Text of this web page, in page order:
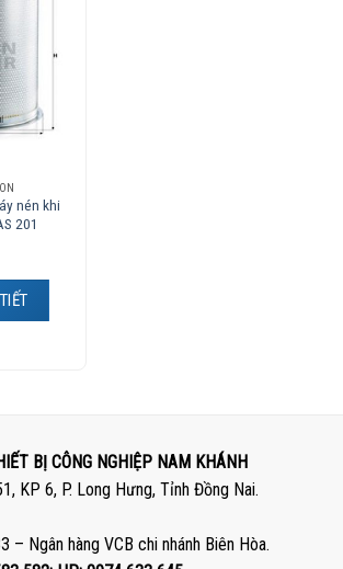
nén khi
201
BỊ CÔNG NGHIỆP NAM KHÁNH
KP 6, P. Long Hưng, Tỉnh Đồng Nai.
– Ngân hàng VCB chi nhánh Biên Hòa.